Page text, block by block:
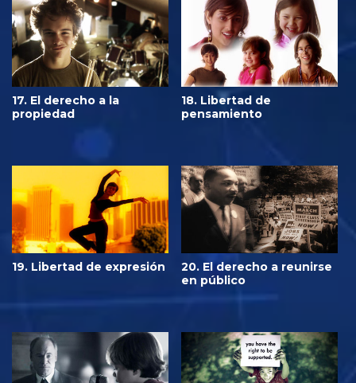
17. El derecho a la
propiedad
18. Libertad de
pensamiento
19. Libertad de expresión
20. El derecho a reunirse
en público